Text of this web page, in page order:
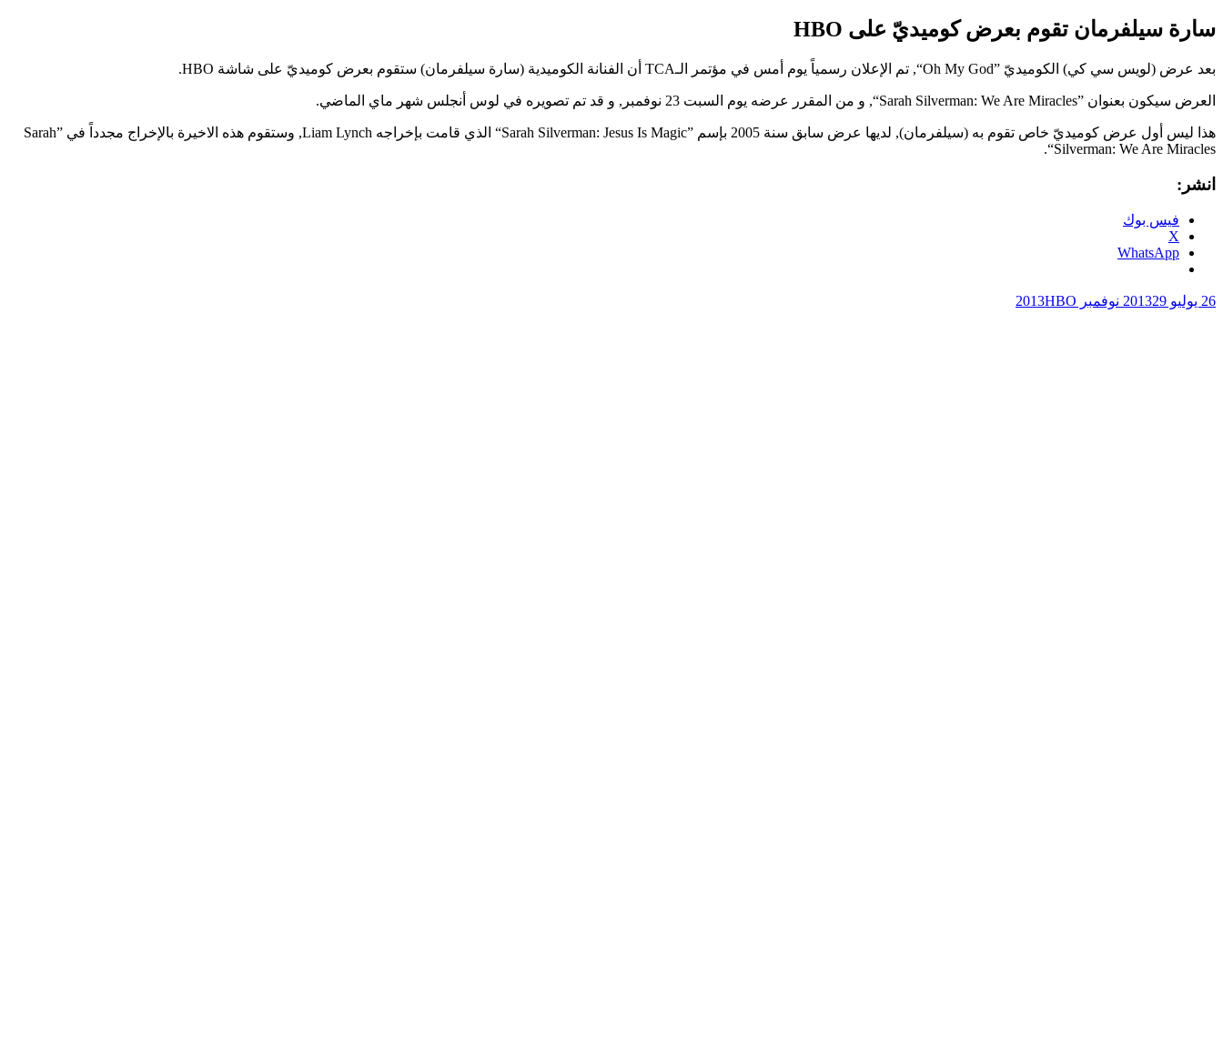
سارة سيلفرمان تقوم بعرض كوميديّ على HBO
بعد عرض (لويس سي كي) الكوميديّ ”Oh My God“, تم الإعلان رسمياً يوم أمس في مؤتمر الـTCA أن الفنانة الكوميدية (سارة سيلفرمان) ستقوم بعرض كوميديّ على شاشة HBO.
العرض سيكون بعنوان ”Sarah Silverman: We Are Miracles“, و من المقرر عرضه يوم السبت 23 نوفمبر, و قد تم تصويره في لوس أنجلس شهر ماي الماضي.
هذا ليس أول عرض كوميديّ خاص تقوم به (سيلفرمان), لديها عرض سابق سنة 2005 بإسم ”Sarah Silverman: Jesus Is Magic“ الذي قامت بإخراجه Liam Lynch, وستقوم هذه الاخيرة بالإخراج مجدداً في ”Sarah
Silverman: We Are Miracles“.
انشر:
فيس بوك
X
WhatsApp
26 يوليو 2013 29 نوفمبر 2013 HBO